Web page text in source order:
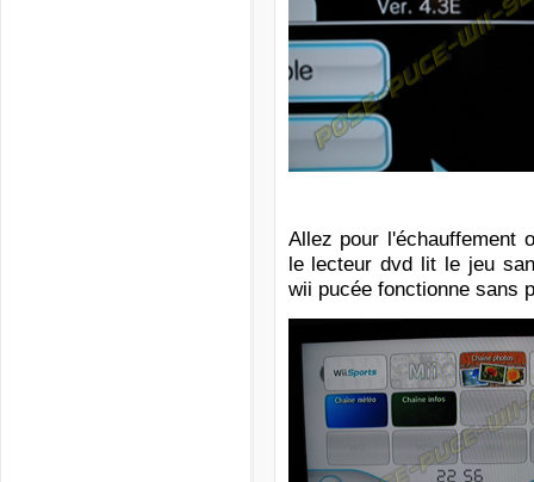
Allez pour l'échauffement
le lecteur dvd lit le jeu
wii pucée fonctionne sans